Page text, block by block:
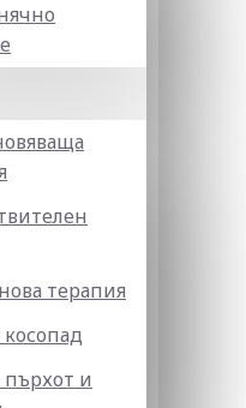
терапия
и